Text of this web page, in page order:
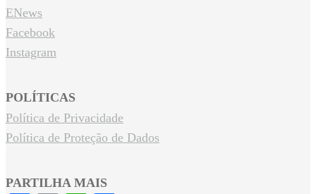
ENews
Facebook
Instagram
POLÍTICAS
Política de Privacidade
Política de Proteção de Dados
PARTILHA MAIS